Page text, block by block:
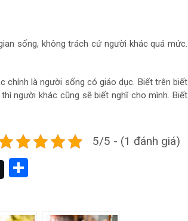
sống, không trách cứ người khác quá mức.
chính là người sống có giáo dục. Biết trên biết
người khác cũng sẽ biết nghĩ cho mình. Biết
5/5 - (1 đánh giá)